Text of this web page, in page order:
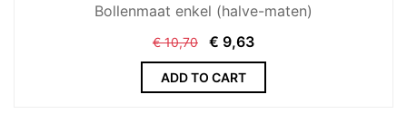
Bollenmaat enkel (halve-maten)
€10,70 € 9,63
ADD TO CART